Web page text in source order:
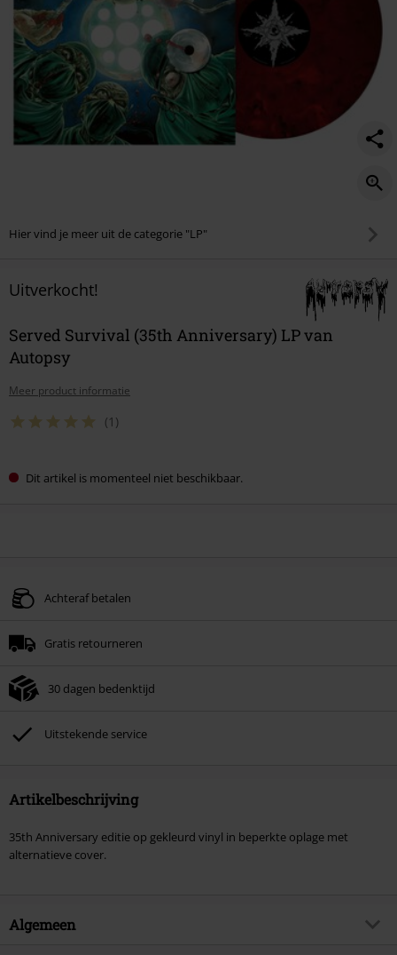
Hier vind je meer uit de categorie "LP"
Uitverkocht!
Served Survival (35th Anniversary) LP van
Autopsy
Meer product informatie
(1)
Dit artikel is momenteel niet beschikbaar.
Achteraf betalen
Gratis retourneren
30 dagen bedenktijd
Uitstekende service
Artikelbeschrijving
35th Anniversary editie op gekleurd vinyl in beperkte oplage met
alternatieve cover.
Algemeen